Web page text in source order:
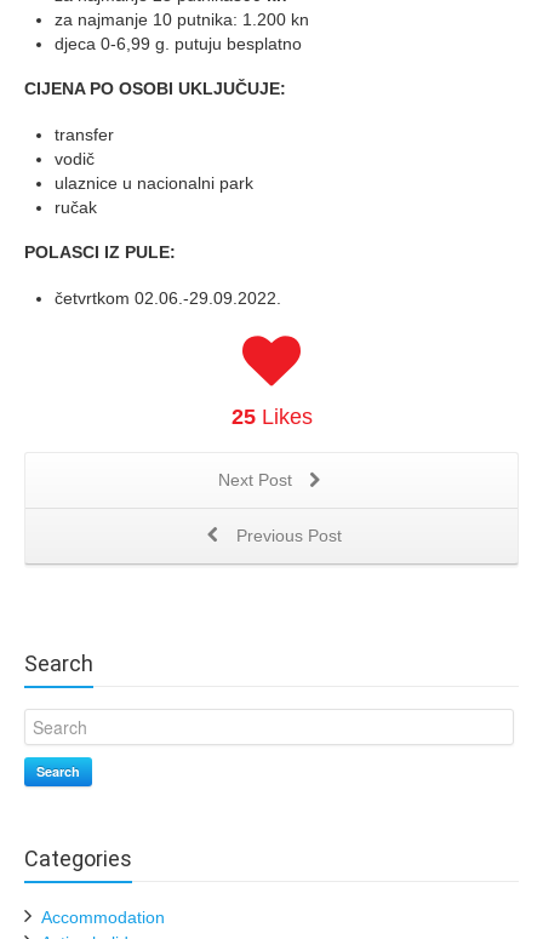
za najmanje 10 putnika: 1.200 kn
djeca 0-6,99 g. putuju besplatno
CIJENA PO OSOBI UKLJUČUJE:
transfer
vodič
ulaznice u nacionalni park
ručak
POLASCI IZ PULE:
četvrtkom 02.06.-29.09.2022.
25Likes
Next Post
Previous Post
Search
Search
Categories
Accommodation